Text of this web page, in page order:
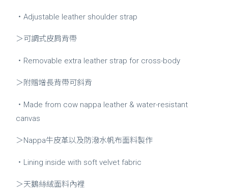
・Adjustable leather shoulder strap
＞可調式皮肩背帶
・Removable extra leather strap for cross-body
＞附贈增長背帶可斜背
・Made from cow nappa leather & water-resistant
canvas
＞Nappa牛皮革以及防潑水帆布面料製作
・Lining inside with soft velvet fabric
＞天鵝絲絨面料內裡